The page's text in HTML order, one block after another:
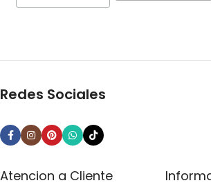
Redes Sociales
Atencion a Cliente